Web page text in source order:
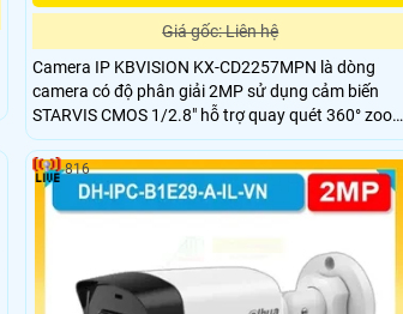
Giá gốc: Liên hệ
Camera IP KBVISION KX-CD2257MPN là dòng
camera có độ phân giải 2MP sử dụng cảm biến
STARVIS CMOS 1/2.8" hỗ trợ quay quét 360° zoom
quang 25X và công nghệ Starlight cho hình ảnh
sắc nét trong điều kiện ánh sáng cực thấp. Tích
hợp AI thông minh hồng ngoại 100m và đèn LED
màu 50m.
816